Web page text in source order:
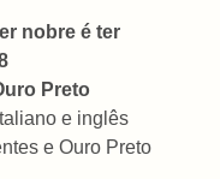
nobre é ter
Preto
e inglês
e Ouro Preto